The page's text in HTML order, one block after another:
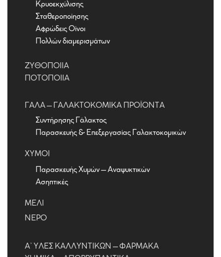
Κρυοεκχύλισης
Σταθεροποίησης
Αφρώδεις Οίνοι
Πολλών διαμερισμάτων
ΖΥΘΟΠΟΙΊΑ
ΠΟΤΟΠΟΙΊΑ
ΓΆΛΑ – ΓΑΛΑΚΤΟΚΟΜΙΚΆ ΠΡΟΪΌΝΤΑ
Συντήρησης Γάλακτος
Παρασκευής & Επεξεργασίας Γαλακτοκομικών
ΧΥΜΟΊ
Παρασκευής Χυμών – Αναψυκτικών
Ασηπτικές
ΜΈΛΙ
ΝΕΡΌ
Α’ ΎΛΕΣ ΚΑΛΛΥΝΤΙΚΏΝ – ΦΑΡΜΑΚΑ